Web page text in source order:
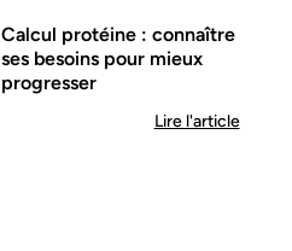
Calcul protéine : connaître
ses besoins pour mieux
progresser
Lire l'article